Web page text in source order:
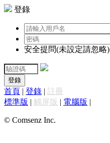
登錄
安全提問(未設定請忽略)
登錄
首頁 | 登錄 | 註冊
標準版 | 觸屏版 | 電腦版 |
© Comsenz Inc.